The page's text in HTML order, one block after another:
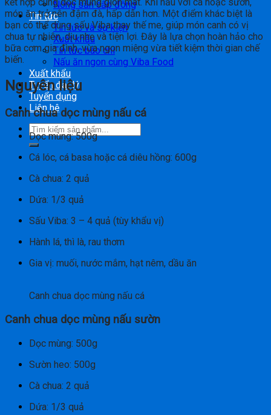
Nông sản cấp đông
Tin tức
Tin tức và sự kiện
Xuất khẩu
Tin tức báo chí
Nấu ăn ngon cùng Viba Food
Xuất khẩu
Tuyển đại lý
Tuyển dụng
Liên hệ
món ăn trở nên đậm đà, hấp dẫn hơn. Một điểm khác biệt là
bạn có thể dùng sấu Viba thay thế me, giúp món canh có vị
chua tự nhiên, dịu nhẹ và tiện lợi. Đây là lựa chọn hoàn hảo cho
bữa cơm gia đình, vừa ngon miệng vừa tiết kiệm thời gian chế
biến.
Nguyên liệu
Canh chua dọc mùng nấu cá
Dọc mùng: 500g
Cá lóc, cá basa hoặc cá diêu hồng: 600g
Cà chua: 2 quả
Dứa: 1/3 quả
Sấu Viba: 3 – 4 quả (tùy khẩu vị)
Hành lá, thì là, rau thơm
Gia vị: muối, nước mắm, hạt nêm, dầu ăn
Canh chua dọc mùng nấu cá
Canh chua dọc mùng nấu sườn
Dọc mùng: 500g
Sườn heo: 500g
Cà chua: 2 quả
Dứa: 1/3 quả